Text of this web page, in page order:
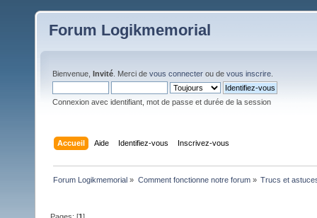
Forum Logikmemorial
Bienvenue, Invité . Merci de vous connecter ou de vous inscrire
Connexion avec identifiant, mot de passe et durée de la session
Accueil Aide Identifiez-vous Inscrivez-vous
Forum Logikmemorial » Comment fonctionne notre forum» Trucs et
Pages: [1]